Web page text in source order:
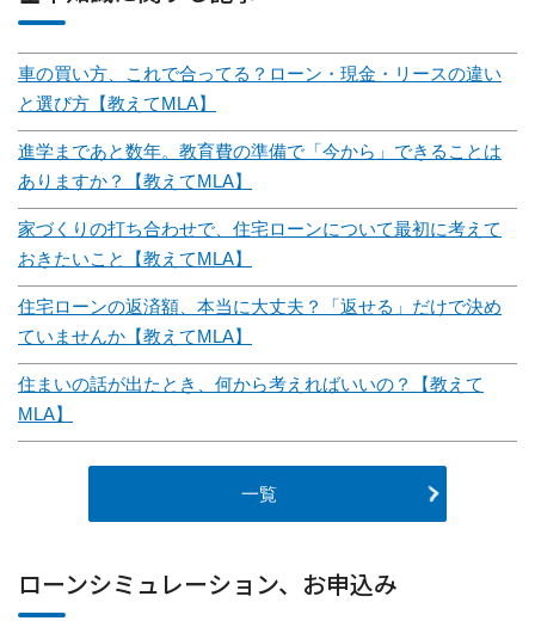
車の買い方、これで合ってる？ローン・現金・リースの違い
と選び方【教えてMLA】
進学まであと数年。教育費の準備で「今から」できることは
ありますか？【教えてMLA】
家づくりの打ち合わせで、住宅ローンについて最初に考えて
おきたいこと【教えてMLA】
住宅ローンの返済額、本当に大丈夫？「返せる」だけで決め
ていませんか【教えてMLA】
住まいの話が出たとき、何から考えればいいの？【教えて
MLA】
一覧
ローンシミュレーション、お申込み